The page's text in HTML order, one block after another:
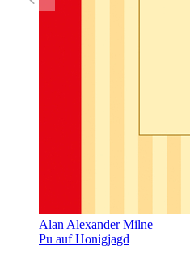
Alan Alexander Milne
Pu auf Honigjagd